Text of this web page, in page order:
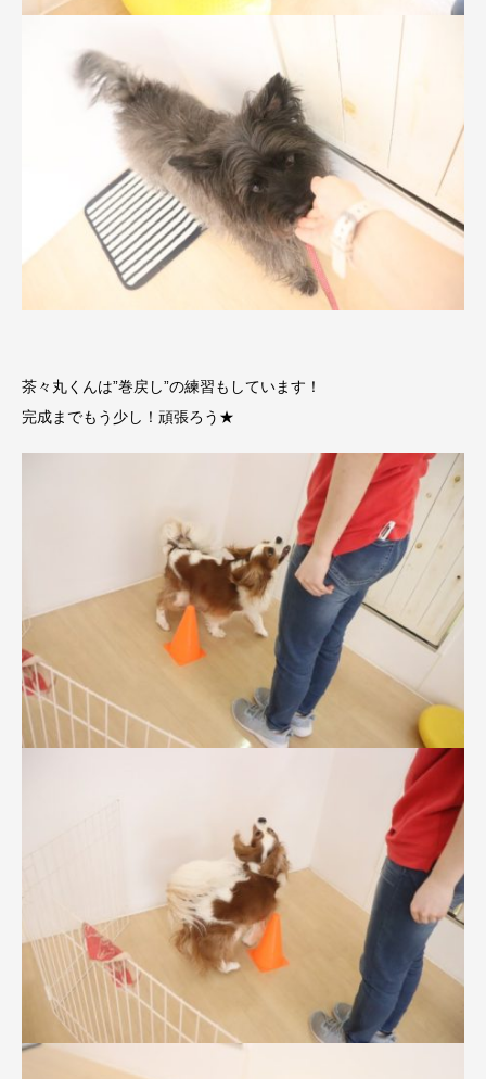
茶々丸くんは”巻戻し”の練習もしています！
完成までもう少し！頑張ろう★